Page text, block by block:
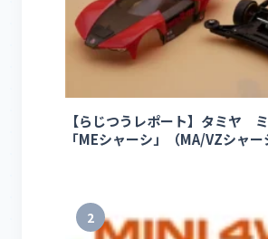
【らじつうレポート】タミヤ
「MEシャーシ」（MA/VZシャー
2